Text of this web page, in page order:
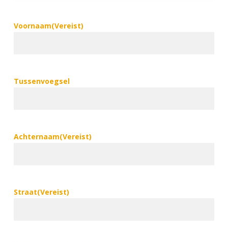
Voornaam(Vereist)
Tussenvoegsel
Achternaam(Vereist)
Straat(Vereist)